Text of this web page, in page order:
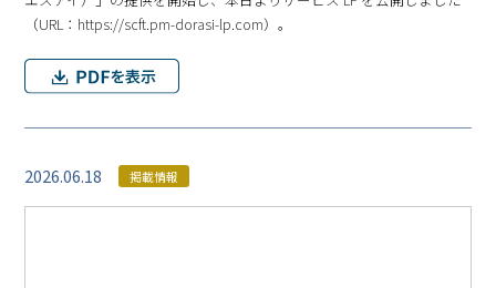
（URL：https://scft.pm-dorasi-lp.com）。
2026.06.18 掲載情報